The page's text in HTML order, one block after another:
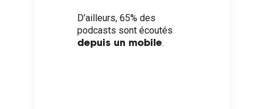
D’ailleurs, 65% des
podcasts sont écoutés
depuis un mobile.